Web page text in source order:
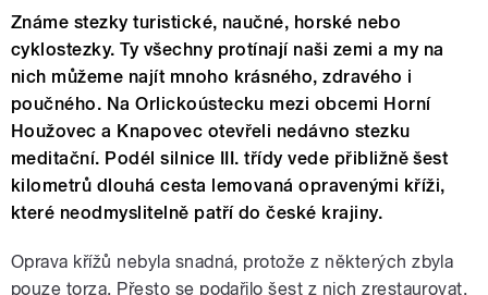
Známe stezky turistické, naučné, horské nebo
cyklostezky. Ty všechny protínají naši zemi a my na
nich můžeme najít mnoho krásného, zdravého i
poučného. Na Orlickoústecku mezi obcemi Horní
Houžovec a Knapovec otevřeli nedávno stezku
meditační. Podél silnice III. třídy vede přibližně šest
kilometrů dlouhá cesta lemovaná opravenými kříži,
které neodmyslitelně patří do české krajiny.
Oprava křížů nebyla snadná, protože z některých zbyla
pouze torza. Přesto se podařilo šest z nich zrestaurovat.